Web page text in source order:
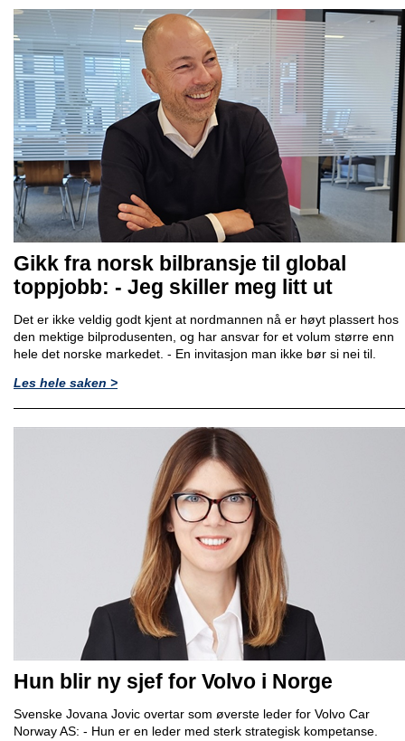
Gikk fra norsk bilbransje til global
toppjobb: - Jeg skiller meg litt ut
Det er ikke veldig godt kjent at nordmannen nå er høyt plassert hos
den mektige bilprodusenten, og har ansvar for et volum større enn
hele det norske markedet. - En invitasjon man ikke bør si nei til.
Les hele saken >
Hun blir ny sjef for Volvo i Norge
Svenske Jovana Jovic overtar som øverste leder for Volvo Car
Norway AS: - Hun er en leder med sterk strategisk kompetanse.